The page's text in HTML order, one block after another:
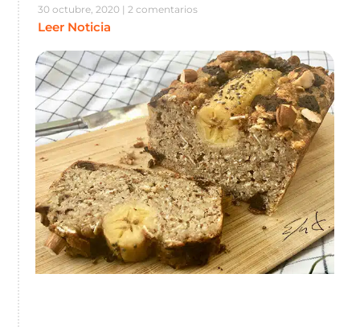
30 octubre, 2020 2 comentarios
Leer Noticia